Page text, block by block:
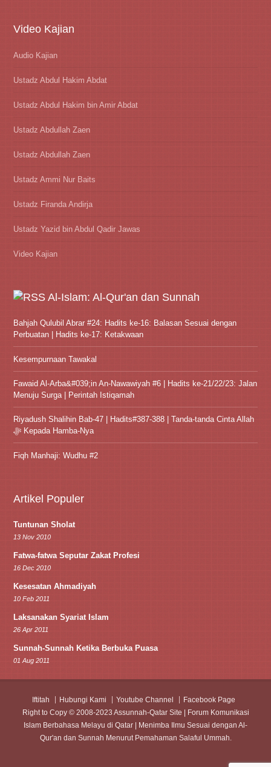
Video Kajian
Audio Kajian
Ustadz Abdul Hakim Abdat
Ustadz Abdul Hakim bin Amir Abdat
Ustadz Abdullah Zaen
Ustadz Abdullah Zaen
Ustadz Ammi Nur Baits
Ustadz Firanda Andirja
Ustadz Yazid bin Abdul Qadir Jawas
Video Kajian
Al-Islam: Al-Qur'an dan Sunnah
Bahjah Qulubil Abrar #24: Hadits ke-16: Balasan Sesuai dengan
Perbuatan | Hadits ke-17: Ketakwaan
Kesempurnaan Tawakal
Fawaid Al-Arba&#039;in An-Nawawiyah #6 | Hadits ke-21/22/23: Jalan
Menuju Surga | Perintah Istiqamah
Riyadush Shalihin Bab-47 | Hadits#387-388 | Tanda-tanda Cinta Allah
ﷻ Kepada Hamba-Nya
Fiqh Manhaji: Wudhu #2
Artikel Populer
Tuntunan Sholat
13 Nov 2010
Fatwa-fatwa Seputar Zakat Profesi
16 Dec 2010
Kesesatan Ahmadiyah
10 Feb 2011
Laksanakan Syariat Islam
26 Apr 2011
Sunnah-Sunnah Ketika Berbuka Puasa
01 Aug 2011
Iftitah Hubungi Kami Youtube Channel
Facebook Page
Right to Copy © 2008-2023 Assunnah-Qatar Site | Forum Komunikasi
Islam Berbahasa Melayu di Qatar | Menimba Ilmu Sesuai dengan Al-
Qur'an dan Sunnah Menurut Pemahaman Salaful Ummah.